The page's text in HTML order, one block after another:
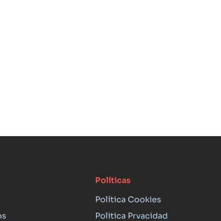
Políticas
Política Cookies
Politica Prvacidad